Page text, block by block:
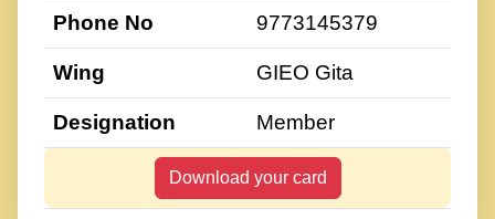
Phone No 9773145379
Wing GIEO Gita
Designation Member
Download your card